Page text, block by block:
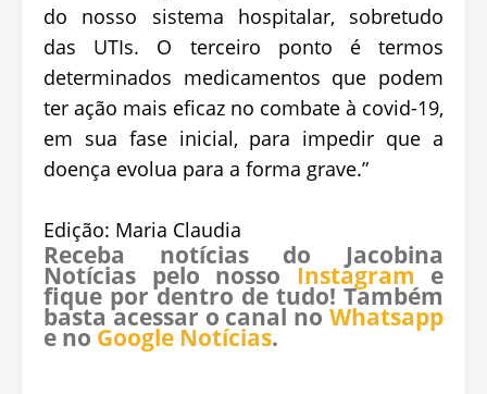
do nosso sistema hospitalar, sobretudo
das UTIs. O terceiro ponto é termos
determinados medicamentos que podem
ter ação mais eficaz no combate à covid-19,
em sua fase inicial, para impedir que a
doença evolua para a forma grave.”
Edição: Maria Claudia
Receba notícias do Jacobina
Notícias pelo nosso Instagram e
fique por dentro de tudo! Também
basta acessar o canal no Whatsapp
e no Google Notícias.